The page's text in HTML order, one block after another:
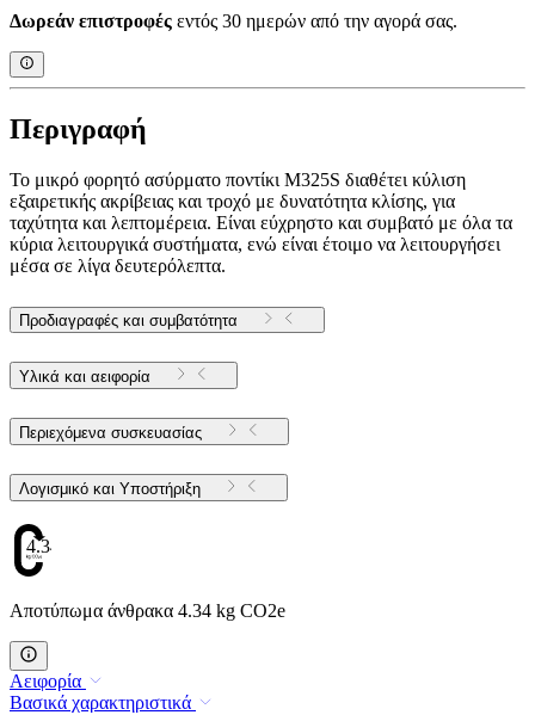
Δωρεάν επιστροφές εντός 30 ημερών από την αγορά σας.
Περιγραφή
Το μικρό φορητό ασύρματο ποντίκι M325S διαθέτει κύλιση
εξαιρετικής ακρίβειας και τροχό με δυνατότητα κλίσης, για
ταχύτητα και λεπτομέρεια. Είναι εύχρηστο και συμβατό με όλα τα
κύρια λειτουργικά συστήματα, ενώ είναι έτοιμο να λειτουργήσει
μέσα σε λίγα δευτερόλεπτα.
Προδιαγραφές και συμβατότητα
Υλικά και αειφορία
Περιεχόμενα συσκευασίας
Λογισμικό και Υποστήριξη
4.34
Αποτύπωμα άνθρακα 4.34 kg CO2e
Αειφορία
Βασικά χαρακτηριστικά